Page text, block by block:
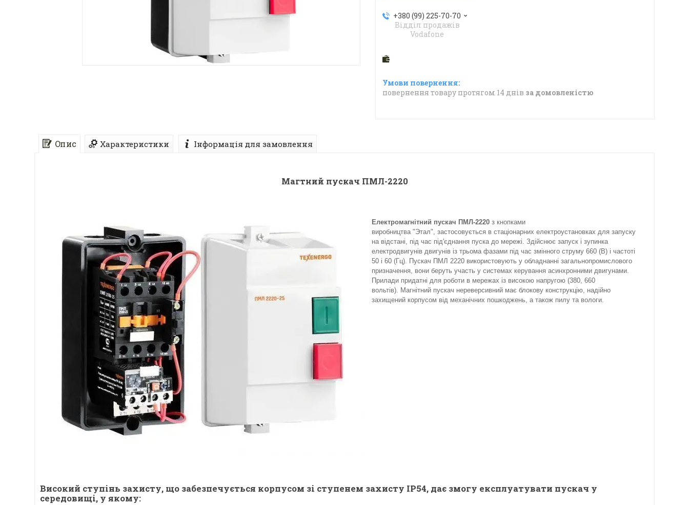
+380 (99) 225-70-70
Відділ продажів
Vodafone
повернення товару протягом 14 днів за домовленістю
Опис Характеристики Інформація для замовлення
Магтний пускач ПМЛ-2220
Електромагнітний пускач ПМЛ-2220 з кнопками
виробництва "Этал", застосовується в стаціонарних електроустановках для запуску
на відстані, під час під'єднання пуска до мережі. Здійснює запуск і зупинка
електродвигунів двигунів із трьома фазами під час змінного струму 660 (В) і частоті
50 і 60 (Гц). Пускач ПМЛ 2220 використовують у обладнанні загальнопромислового
призначення, вони беруть участь у системах керування асинхронними двигунами.
Прилади придатні для роботи в мережах із високою напругою (380, 660
вольтів). Магнітний пускач нереверсивний має блокову конструкцію, надійно
захищений корпусом від механічних пошкоджень, а також пилу та вологи.
Високий ступінь захисту, що забезпечується корпусом зі ступенем захисту IP54, дає змогу експлуатувати пускач у
середовищі, у якому: